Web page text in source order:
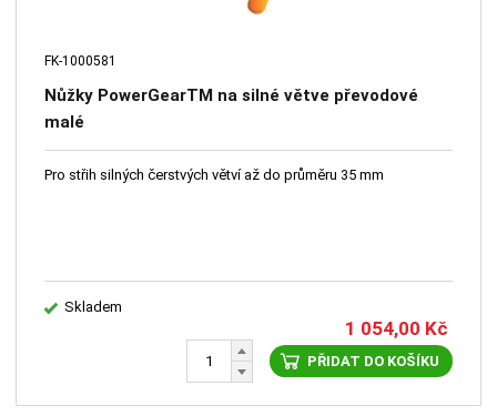
FK-1000581
Nůžky PowerGearTM na silné větve převodové
malé
Pro střih silných čerstvých větví až do průměru 35 mm
Skladem
1 054,00 Kč
PŘIDAT DO KOŠÍKU